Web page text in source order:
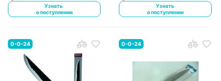
Узнать
о поступлении
Узнать
о поступлении
0-0-24 0-0-24